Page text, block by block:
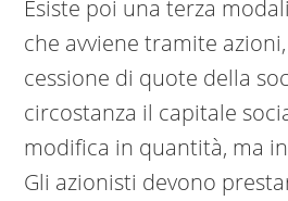
Esiste poi una terza
che avviene tramite
cessione di quote della
circostanza il capitale
modifica in quantità, ma
Gli azionisti devono